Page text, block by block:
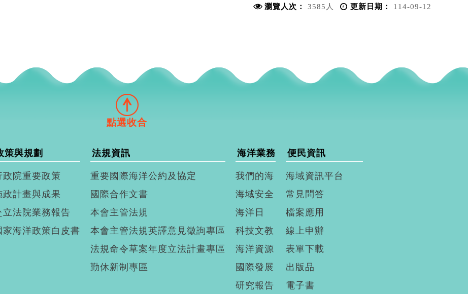
瀏覽人次： 3585人 更新日期： 114-09-12
策與規劃
政院重要政策
政計畫與成果
立法院業務報告
家海洋政策白皮書
法規資訊
重要國際海洋公約及協定
國際合作文書
本會主管法規
本會主管法規英譯意見徵詢專區
法規命令草案年度立法計畫專區
勤休新制專區
海洋業務
我們的海
海域安全
海洋日
科技文教
海洋資源
國際發展
研究報告
便民資訊
海域資訊平台
常見問答
檔案應用
線上申辦
表單下載
出版品
電子書